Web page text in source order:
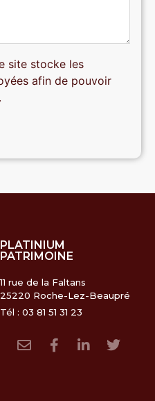
site stocke les
afin de pouvoir
PLATINIUM
PATRIMOINE
11 rue de la Faltans
25220 Roche-Lez-Beaupré
Tél : 03 81 51 31 23